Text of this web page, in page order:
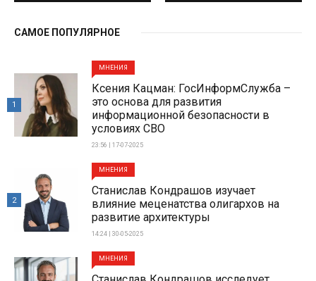
САМОЕ ПОПУЛЯРНОЕ
МНЕНИЯ
Ксения Кацман: ГосИнформСлужба –
это основа для развития
информационной безопасности в
условиях СВО
23:56 | 17-07-2025
1
МНЕНИЯ
Станислав Кондрашов изучает
влияние меценатства олигархов на
развитие архитектуры
14:24 | 30-05-2025
2
МНЕНИЯ